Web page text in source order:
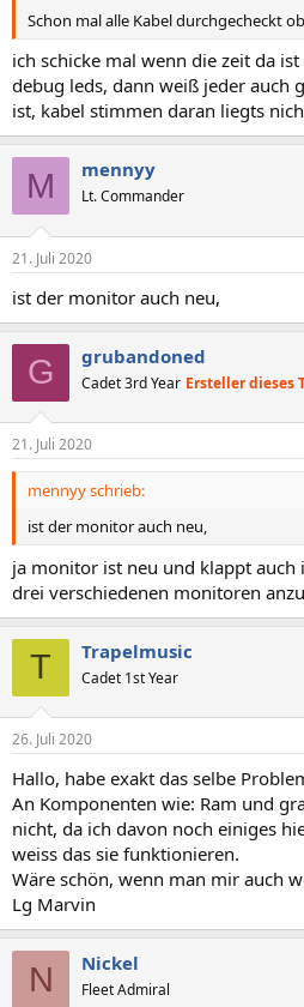
Schon mal alle Kabel durchgecheckt
ich schicke mal wenn die zeit da
debug leds, dann weiß jeder auch
ist, kabel stimmen daran liegts
M mennyy
Lt. Commander
21. Juli 2020
ist der monitor auch neu,
G grubandoned
Cadet 3rd Year Ersteller dieses
21. Juli 2020
mennyy schrieb:
ist der monitor auch neu,
ja monitor ist neu und klappt auch
drei verschiedenen monitoren
T Trapelmusic
Cadet 1st Year
26. Juli 2020
Hallo, habe exakt das selbe
An Komponenten wie: Ram und
nicht, da ich davon noch einiges
weiss das sie funktionieren.
Wäre schön, wenn man mir auch
Lg Marvin
N Nickel
Fleet Admiral